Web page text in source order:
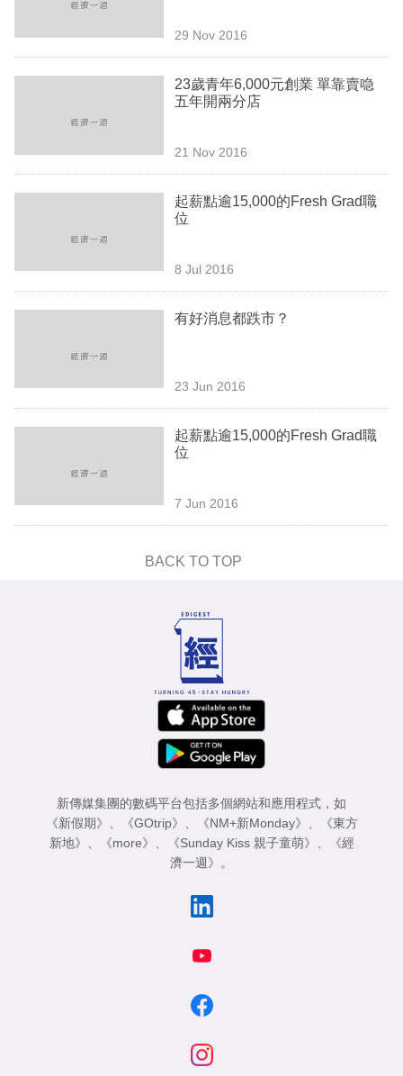
生
欄
區
29 Nov 2016
23歲青年6,000元創業 單靠賣喼
五年開兩分店
21 Nov 2016
起薪點逾15,000的Fresh Grad職
位
8 Jul 2016
有好消息都跌市？
23 Jun 2016
起薪點逾15,000的Fresh Grad職
位
7 Jun 2016
BACK TO TOP
新傳媒集團的數碼平台包括多個網站和應用程式，如
《新假期》
《GOtrip》 《NM+新Monday》
《東方
新地》
《more》 《Sunday Kiss 親子童萌》
《經
濟一週》
。